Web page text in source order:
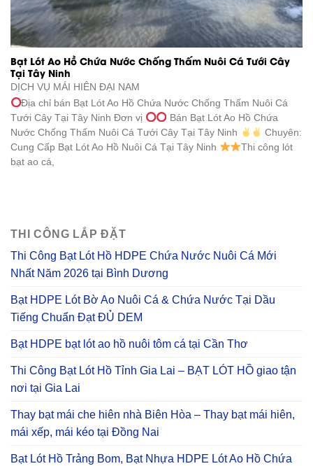
Bạt Lót Ao Hồ Chứa Nước Chống Thấm Nuôi Cá Tưới Cây
Tại Tây Ninh
DỊCH VỤ MÁI HIÊN ĐẠI NAM
Địa chỉ bán Bạt Lót Ao Hồ Chứa Nước Chống Thấm Nuôi Cá
Tưới Cây Tại Tây Ninh Đơn vị
Bán Bạt Lót Ao Hồ Chứa
Nước Chống Thấm Nuôi Cá Tưới Cây Tại Tây Ninh
Chuyên:
Cung Cấp Bạt Lót Ao Hồ Nuôi Cá Tại Tây Ninh
Thi công lót
bạt ao cá,
THI CÔNG LẮP ĐẶT
Thi Công Bạt Lót Hồ HDPE Chứa Nước Nuôi Cá Mới
Nhất Năm 2026 tại Bình Dương
Bạt HDPE Lót Bờ Ao Nuôi Cá & Chứa Nước Tại Dầu
Tiếng Chuẩn Đạt ĐỦ DEM
Bạt HDPE bạt lót ao hồ nuôi tôm cá tại Cần Thơ
Thi Công Bạt Lót Hồ Tỉnh Gia Lai – BẠT LÓT HỒ giao tận
nơi tại Gia Lai
Thay bạt mái che hiên nhà Biên Hòa – Thay bạt mái hiên,
mái xếp, mái kéo tại Đồng Nai
Bạt Lót Hồ Trảng Bom, Bạt Nhựa HDPE Lót Ao Hồ Chứa